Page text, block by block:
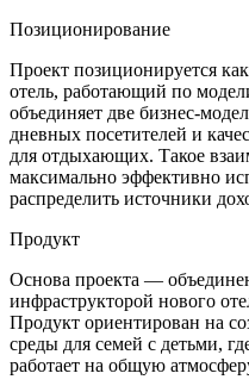
Позиционирование
Проект позиционируется
отель, работающий по
объединяет две бизнес-
дневных посетителей и
для отдыхающих. Такое
максимально эффективно
распределить источники
Продукт
Основа проекта —
инфраструкторой нового
Продукт ориентирован на
среды для семей с детьми,
работает на общую